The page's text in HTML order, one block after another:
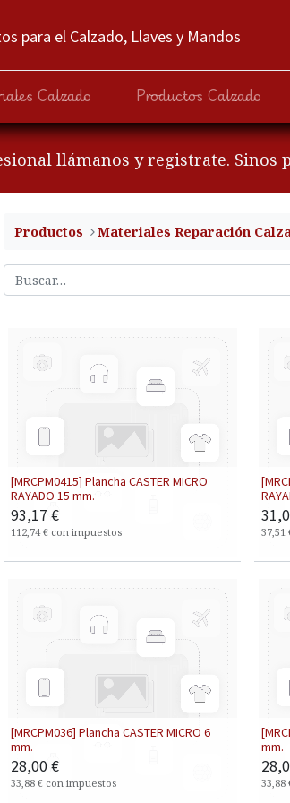
para el Calzado, Llaves y Mandos
Calzado Productos Calzado
llámanos y registrate. Sinos
Productos ​Materiales Reparación
[MRCPM0415] Plancha CASTER MICRO
RAYADO 15 mm.
93,17 €
112,74€ con impuestos 37,51
[MRCPM036] Plancha CASTER MICRO 6
mm.
28,00€
33,88 € con impuestos
mm.
33,88